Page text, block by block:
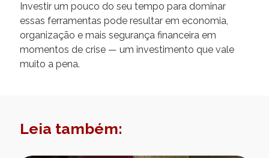
Investir um pouco do seu tempo para dominar
essas ferramentas pode resultar em economia,
organização e mais segurança financeira em
momentos de crise — um investimento que vale
muito a pena.
Leia também: